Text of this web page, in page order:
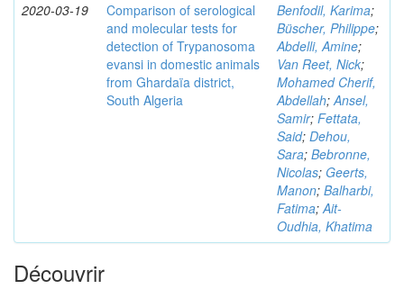
2020-03-19
Comparison of serological
and molecular tests for
detection of Trypanosoma
evansi in domestic animals
from Ghardaïa district,
South Algeria
Benfodil, Karima;
Büscher, Philippe;
Abdelli, Amine;
Van Reet, Nick;
Mohamed Cherif,
Abdellah;Ansel,
Samir; Fettata,
Said; Dehou,
Sara; Bebronne,
Nicolas; Geerts,
Manon; Balharbi,
Fatima;Ait-
Oudhia, Khatima
Découvrir